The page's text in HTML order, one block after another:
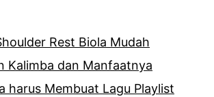
Rest Biola Mudah
Kalimba dan Manfaatnya
harus Membuat Lagu Playlist